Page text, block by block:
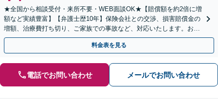
★全国から相談受付・来所不要・WEB面談OK★【賠償額を約2倍に増
額など実績豊富】【弁護士歴10年】保険会社との交渉、損害賠償金の
増額、治療費打ち切り、ご家族での事故など、対応いたします。お早
めにご相談ください【初回相談・着手金無料】
料金表を見る
電話でお問い合わせ メールでお問い合わせ